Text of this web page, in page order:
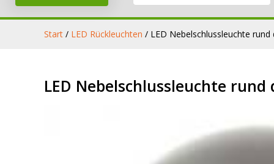
LED Planer
Stelle dein eigenes LED-Paket
LED
LED
Start / LED Rückleuchten / LED Nebelschlussleuchte
LED Nebelschlussleuchte